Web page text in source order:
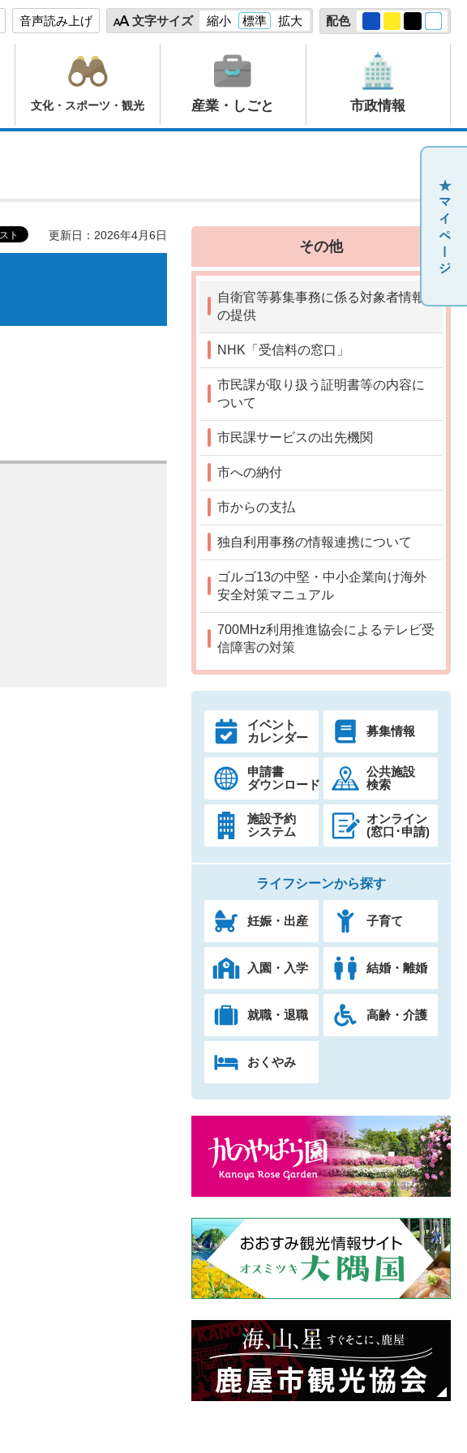
音声読み上げ 文字サイズ 縮小 標準 拡大 配色
文化・スポーツ・観光 産業・しごと 市政情報
更新日：2026年4月6日
その他
自衛官等募集事務に係る対象者情報
の提供
NHK「受信料の窓口」
市民課が取り扱う証明書等の内容に
ついて
市民課サービスの出先機関
市への納付
市からの支払
独自利用事務の情報連携について
ゴルゴ13の中堅・中小企業向け海外
安全対策マニュアル
700MHz利用推進協会によるテレビ受
信障害の対策
イベント
カレンダー
募集情報
申請書
ダウンロード
公共施設
検索
施設予約
システム
オンライン
(窓口･申請)
ライフシーンから探す
妊娠・出産 子育て
入園・入学 結婚・離婚
就職・退職 高齢・介護
おくやみ